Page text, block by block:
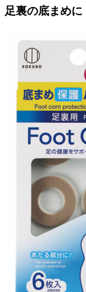
足裏の底まめに